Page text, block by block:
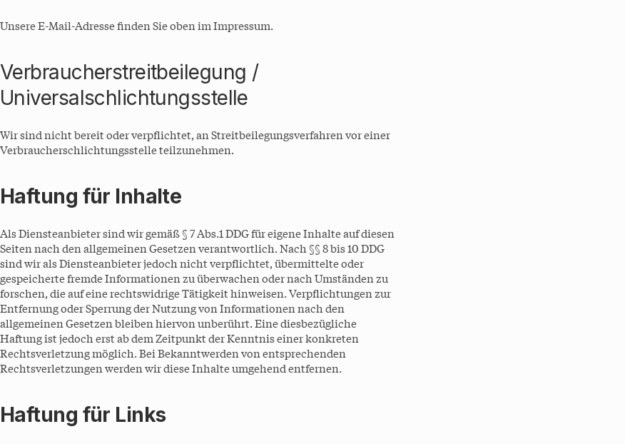
Unsere E-Mail-Adresse finden Sie oben im Impressum.
Verbraucherstreitbeilegung /
Universalschlichtungsstelle
Wir sind nicht bereit oder verpflichtet, an Streitbeilegungsverfahren vor einer
Verbraucherschlichtungsstelle teilzunehmen.
Haftung für Inhalte
Als Diensteanbieter sind wir gemäß § 7 Abs.1 DDG für eigene Inhalte auf diesen
Seiten nach den allgemeinen Gesetzen verantwortlich. Nach §§ 8 bis 10 DDG
sind wir als Diensteanbieter jedoch nicht verpflichtet, übermittelte oder
gespeicherte fremde Informationen zu überwachen oder nach Umständen zu
forschen, die auf eine rechtswidrige Tätigkeit hinweisen. Verpflichtungen zur
Entfernung oder Sperrung der Nutzung von Informationen nach den
allgemeinen Gesetzen bleiben hiervon unberührt. Eine diesbezügliche
Haftung ist jedoch erst ab dem Zeitpunkt der Kenntnis einer konkreten
Rechtsverletzung möglich. Bei Bekanntwerden von entsprechenden
Rechtsverletzungen werden wir diese Inhalte umgehend entfernen.
Haftung für Links